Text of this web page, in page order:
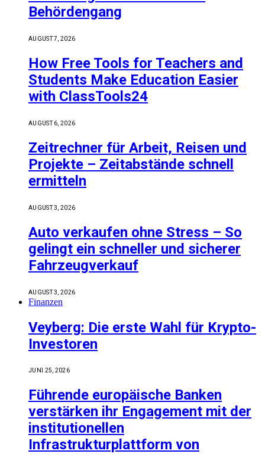
Behördengang
AUGUST 7, 2026
How Free Tools for Teachers and
Students Make Education Easier
with ClassTools24
AUGUST 6, 2026
Zeitrechner für Arbeit, Reisen und
Projekte – Zeitabstände schnell
ermitteln
AUGUST 3, 2026
Auto verkaufen ohne Stress – So
gelingt ein schneller und sicherer
Fahrzeugverkauf
AUGUST 3, 2026
Finanzen
Veyberg: Die erste Wahl für Krypto-
Investoren
JUNI 25, 2026
Führende europäische Banken
verstärken ihr Engagement mit der
institutionellen
Infrastrukturplattform von